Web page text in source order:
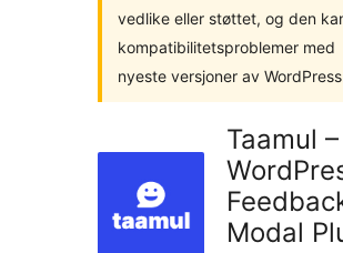
vedlike eller støttet, og den
kompatibilitetsproblemer med
nyeste versjoner av
Taamul –
Modal